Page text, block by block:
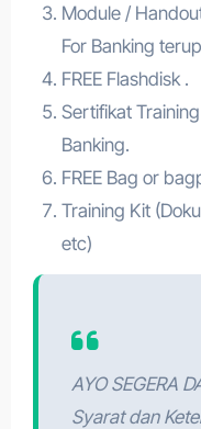
Module /
For Banking
FREE Flashdisk .
Sertifikat
Banking.
FREE Bag or
Training Kit
etc)
AYO SEGERA
Syarat dan